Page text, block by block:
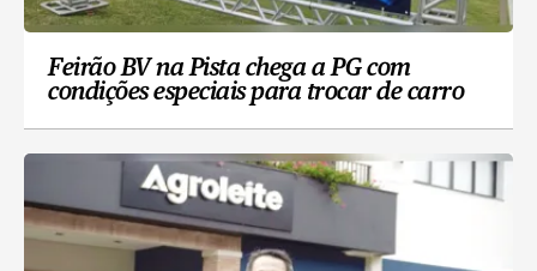
Feirão BV na Pista chega a PG com
condições especiais para trocar de carro